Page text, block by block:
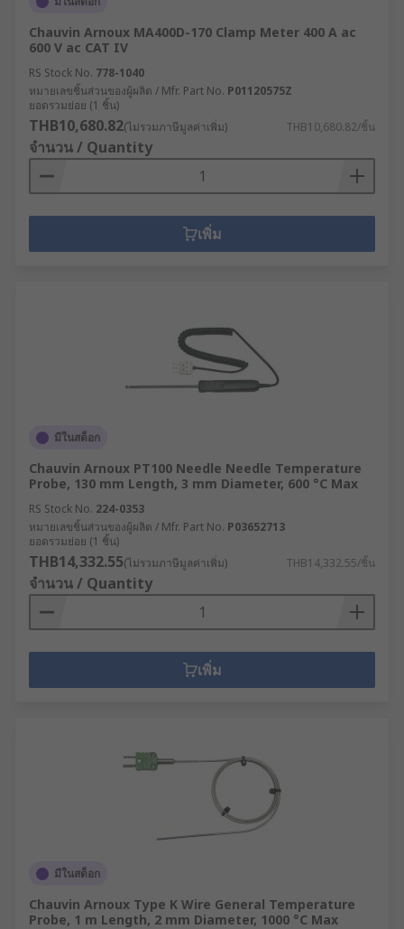
Chauvin Arnoux MA400D-170 Clamp Meter 400 A ac
600 V ac CAT IV
RS Stock No. 778-1040
หมายเลขชิ้นส่วนของผู้ผลิต / Mfr. Part No. P01120575Z
ยอดรวมย่อย (1 ชิ้น)
THB10,680.82(ไม่รวมภาษีมูลค่าเพิ่ม) THB10,680.82/ชิ้น
จำนวน / Quantity
เพิ่ม
มีในสต็อก
Chauvin Arnoux PT100 Needle Needle Temperature
Probe, 130 mm Length, 3 mm Diameter, 600 °C Max
RS Stock No. 224-0353
หมายเลขชิ้นส่วนของผู้ผลิต / Mfr. Part No. P03652713
ยอดรวมย่อย (1 ชิ้น)
THB14,332.55(ไม่รวมภาษีมูลค่าเพิ่ม) THB14,332.55/ชิ้น
จำนวน / Quantity
เพิ่ม
มีในสต็อก
Chauvin Arnoux Type K Wire General Temperature
Probe, 1 m Length, 2 mm Diameter, 1000 °C Max